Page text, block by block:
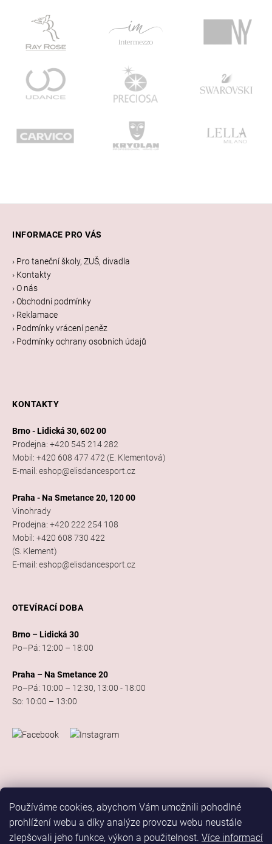
Používáme cookies, abychom Vám umožnili pohodlné
prohlížení webu a díky analýze provozu webu neustále
zlepšovali jeho funkce, výkon a použitelnost. Více informací
INFORMACE PRO VÁS
› Pro taneční školy, ZUŠ, divadla
› Kontakty
› O nás
› Obchodní podmínky
› Reklamace
› Podmínky vrácení peněz
› Podmínky ochrany osobních údajů
KONTAKTY
Brno - Lidická 30, 602 00
Prodejna: +420 545 214 282
Mobil: +420 608 477 472 (E. Klementová)
E-mail: eshop@elisdancesport.cz
Praha - Na Smetance 20, 120 00
Vinohrady
Prodejna: +420 222 254 108
Mobil: +420 608 730 422
(S. Klement)
E-mail: eshop@elisdancesport.cz
OTEVÍRACÍ DOBA
Brno – Lidická 30
Po–Pá: 12:00 – 18:00
Praha – Na Smetance 20
Po–Pá: 10:00 – 12:30, 13:00 - 18:00
So: 10:00 – 13:00